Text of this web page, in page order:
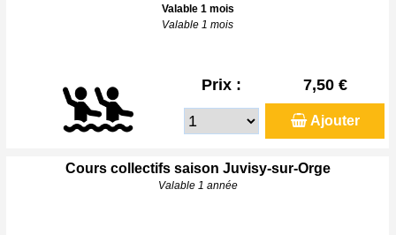
Valable 1 mois
Valable 1 mois
Prix : 7,50 €
Ajouter
Cours collectifs saison Juvisy-sur-Orge
Valable 1 année